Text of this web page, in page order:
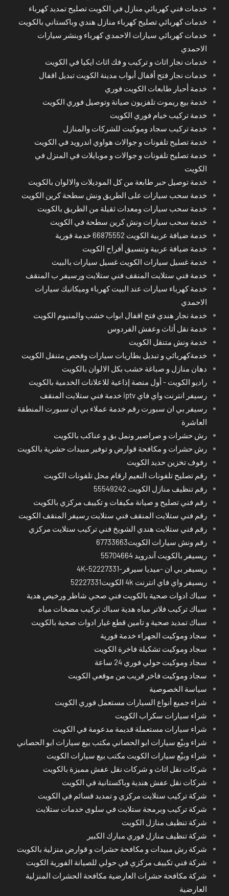
خدمات فني كهربائي منازل في الكويت تصليح تمديد كهرباء
خدمات كهربائي تصليح كهرباء منازل هندي وباكستاني بالكويت
خدمات كهربائي سيارات الاحمدي كهرباء وبنشر سيارات
الاحمدي
خدمات نجار اثاث و تركيب و فك اثاث ايكيا في الكويت
خدمات نجار فتح أقفال أبواب مدينة الكويت تبديل اقفال
خدمة أحبار طابعات الكويت فوري
خدمة بيع ريموت تلفزيون صيانة وتوصيل فوري الكويت
خدمة تركيب خيام فوري الكويت
خدمة تركيب سجاد وموكيت للشركات والمنازل
خدمة تصليح تلفونات و جوالات هواوي اندرويد في الكويت
خدمة تصليح تلفونات و جوالات و موبايلات في المنزل في
الكويت
خدمة توصيل حبر طابعة من كل الموديلات والالوان بالكويت
خدمة سحب سيارات على الطريق ونش سطحة كرين الكويت
خدمة سحب سيارات ومعدات ثقيلة من الطريق بالكويت
خدمة سحب سيارات ونش كرين سطحة في الكويت
خدمة ضيافة عربية الكويت 66875552 خدمة فورية
خدمة ضيافة عربية وتنسيق أفراح الكويت
خدمة غسيل سيارات الكويت غسيل سيارات بالبيت
خدمة فني ستلايت المنقف فني ستلايت ورسيفر ب المنقف
خدمة كهرباء سيارات عند البيت كهرباء وميكانيك سيارات
الاحمدي
خدمة نجار هندي فتح اقفال ابواب خشب والمنيوم الكويت
خدمة نقل أثاث وعفش الفردوس
خدمة ونش متنقل الكويت
خدمةكهربائي و تبديل بطاريات سيارات وفحص متنقل الكويت
دهان منازل و صباغة خشب بكل الالوان بالكويت
راديو الكويت - أول منصة إذاعية للاعلانات الخدمية بالكويت
رسيفر انترنت واي فاي iptv خدمة فني ستلايت المنقف
رسيفر بي ان سبورت رقم خدمة عملاء بي ان سبورت المنطقة
العاشرة
رش حشرات و صراصير ونمل بق و عناكب بالكويت
رش حشرات و مكافحة قوارض و توفير مبيدات حشرية بالكويت
رفوف تخزين حديد الكويت
رقم تصليح تلفونات النعيم ارقام محل تلفونات الكويت
رقم تنظيف منازل الكويت 55549242
رقم فني تصليح و صيانة مكيفات و تكييف مركزي بالكويت
رقم فني ستلايت المنقف فني ستلايت رسيفر المنقف الكويت
رقم فني ستلايت هندي الشويخ فني تركيب ستلايت مركزي
رقم ونش سيارات الكويت67733663
ريسيفر بالكويت آندرويد 55704664
ريسيفر بي ان -ميديا سيرفر-4K-52227331
ريسيفر واي فاي انترنت 4k الكويت52227331
سباك ادوات صحية بالكويت فني صحي شاطر ورخيص هدية
سباك تركيب فلاتر مياه هدية سباك تركيب مضخات مياه
سباك تمديد صحية و تامين قطع غيار ادوات صحية بالكويت
سجاد وموكيت الجهراء خدمة فورية
سجاد وموكيت تشكيلة فاخرة الكويت
سجاد وموكيت حولي فوري 24 ساعة
سجاد وموكيت فاخر قريب من موقعي الكويت
سياسة الخصوصية
شراء جميع أنواع السيارات مستعمل فوري الكويت
شراء سيارات سكراب الكويت
شراء سيارات مستعملة قديمة مدعومة في الكويت
شراء وبيْع سيارات ابو الحصاني مكتب بيع سيارات ابو الحصاني
شراء وبيْع سيارات الكويت مكتب بيع سيارات الكويت
شركات نقل اثاث و شركات نقل عفش مميزة بالكويت
شركات نقل عفش هندية وباكستانية في الكويت
شركة تركيب ستلايت مركزي و تمديد قسائم في الكويت
شركة تركيب وبرمجة ستلايت في سلوى خدمات ستلايت
شركة تنظيف منازل الكويت
شركة تنظيف منازل فوري مبارك الكبير
شركة رش مبيدات و مكافحة حشرات و قوارض منزلية بالكويت
شركة فني تكييف مركزي في حولي للصيانة الفورية الكويت
شركة مكافحة حشرات العارضية مكافحة الحشرات المنزلية
العارضية